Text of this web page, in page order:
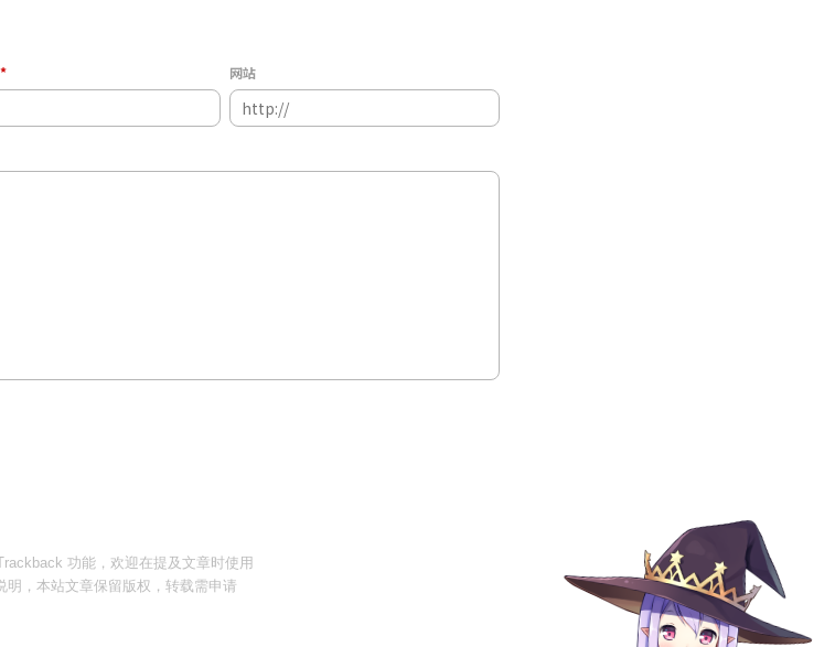
网站
功能，欢迎在提及文章时使用
明，本站文章保留版权，转载需申请